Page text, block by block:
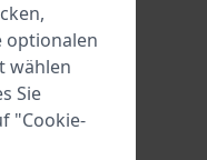
optionalen
wählen
Sie
"Cookie-